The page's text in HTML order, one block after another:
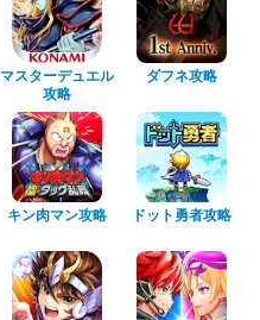
マスターデュエル
攻略
ダフネ攻略
キン肉マン攻略 ドット勇者攻略